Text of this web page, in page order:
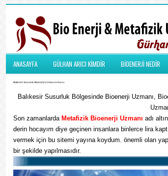
ANASAYFA GÜLHAN ARICI KİMDİR BİOENERJİ NEDİR
Balıkesir Susurluk Bioenerji Uzmanı ve Kursu
Balıkesir Susurluk Bölgesinde Bioenerji Uzmanı,
Son zamanlarda Metafizik Bioenerji Uzmanı adı
derin hocayım diye geçinen insanlara binlerce lira
vermek için bu sitemi yayına koydum. önemli olan
bir şekilde yapılmasıdır.